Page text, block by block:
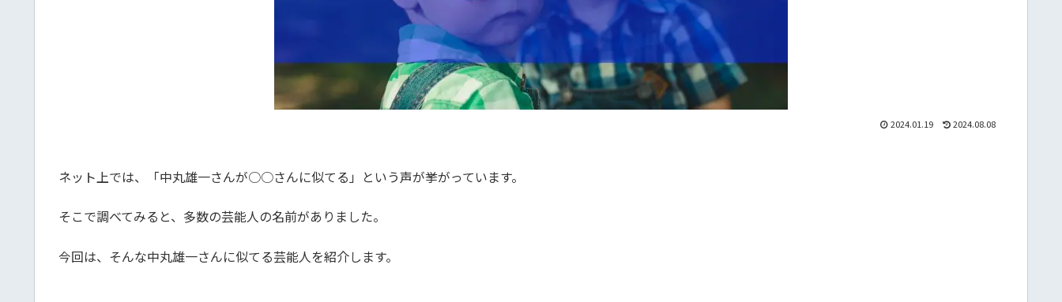
2024.01.19 2024.08.08
ネット上では、「中丸雄一さんが○○さんに似てる」という声が挙がっています。
そこで調べてみると、多数の芸能人の名前がありました。
今回は、そんな中丸雄一さんに似てる芸能人を紹介します。